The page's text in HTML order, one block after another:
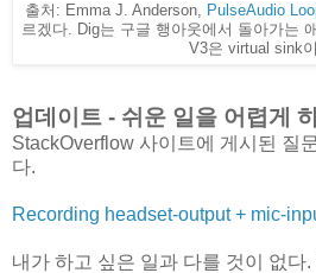
출처: Emma J. Anderson, PulseAudio
르겠다. Dig는 구글 행아웃에서 돌아가는
V3은 virtual sink
업데이트 - 쉬운 일을 어렵게
StackOverflow 사이트에 게시된 질
다.
Recording headset-output + mic-
내가 하고 싶은 일과 다를 것이 없다